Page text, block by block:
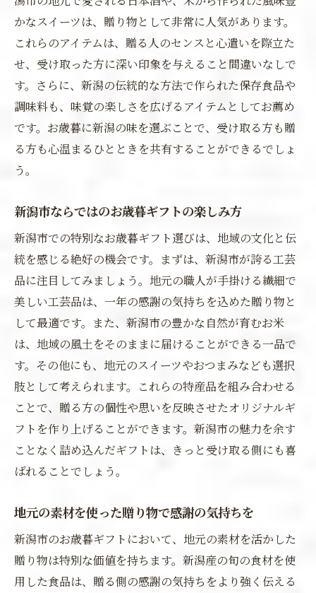
かなスイーツは、贈り物として非常に人気があります。
これらのアイテムは、贈る人のセンスと心遣いを際立た
せ、受け取った方に深い印象を与えること間違いなしで
す。さらに、新潟の伝統的な方法で作られた保存食品や
調味料も、味覚の楽しさを広げるアイテムとしてお薦め
です。お歳暮に新潟の味を選ぶことで、受け取る方も贈
る方も心温まるひとときを共有することができるでしょ
う。
新潟市ならではのお歳暮ギフトの楽しみ方
新潟市での特別なお歳暮ギフト選びは、地域の文化と伝
統を感じる絶好の機会です。まずは、新潟市が誇る工芸
品に注目してみましょう。地元の職人が手掛ける繊細で
美しい工芸品は、一年の感謝の気持ちを込めた贈り物と
して最適です。また、新潟市の豊かな自然が育むお米
は、地域の風土をそのままに届けることができる一品で
す。その他にも、地元のスイーツやおつまみなども選択
肢として考えられます。これらの特産品を組み合わせる
ことで、贈る方の個性や思いを反映させたオリジナルギ
フトを作り上げることができます。新潟市の魅力を余す
ことなく詰め込んだギフトは、きっと受け取る側にも喜
ばれることでしょう。
地元の素材を使った贈り物で感謝の気持ちを
新潟市のお歳暮ギフトにおいて、地元の素材を活かした
贈り物は特別な価値を持ちます。新潟産の旬の食材を使
用した食品は、贈る側の感謝の気持ちをより強く伝える